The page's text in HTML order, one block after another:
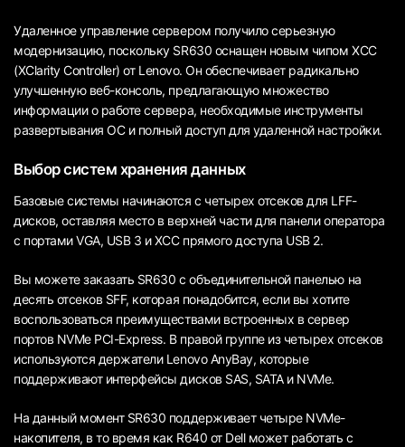
Удаленное управление сервером получило серьезную
модернизацию, поскольку SR630 оснащен новым чипом XCC
(XClarity Controller) от Lenovo. Он обеспечивает радикально
улучшенную веб-консоль, предлагающую множество
информации о работе сервера, необходимые инструменты
развертывания ОС и полный доступ для удаленной настройки.
Выбор систем хранения данных
Базовые системы начинаются с четырех отсеков для LFF-
дисков, оставляя место в верхней части для панели оператора
с портами VGA, USB 3 и XCC прямого доступа USB 2.
Вы можете заказать SR630 с объединительной панелью на
десять отсеков SFF, которая понадобится, если вы хотите
воспользоваться преимуществами встроенных в сервер
портов NVMe PCI-Express. В правой группе из четырех отсеков
используются держатели Lenovo AnyBay, которые
поддерживают интерфейсы дисков SAS, SATA и NVMe.
На данный момент SR630 поддерживает четыре NVMe-
накопителя, в то время как R640 от Dell может работать с